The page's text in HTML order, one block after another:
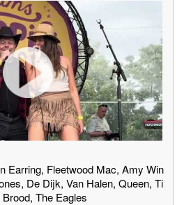
Earring, Fleetwood Mac, Amy Win
De Dijk, Van Halen, Queen, Ti
The Eagles